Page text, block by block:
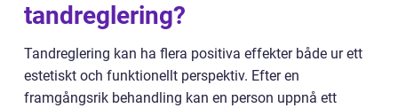
tandreglering?
Tandreglering kan ha flera positiva effekter både ur ett
estetiskt och funktionellt perspektiv. Efter en
framgångsrik behandling kan en person uppnå ett